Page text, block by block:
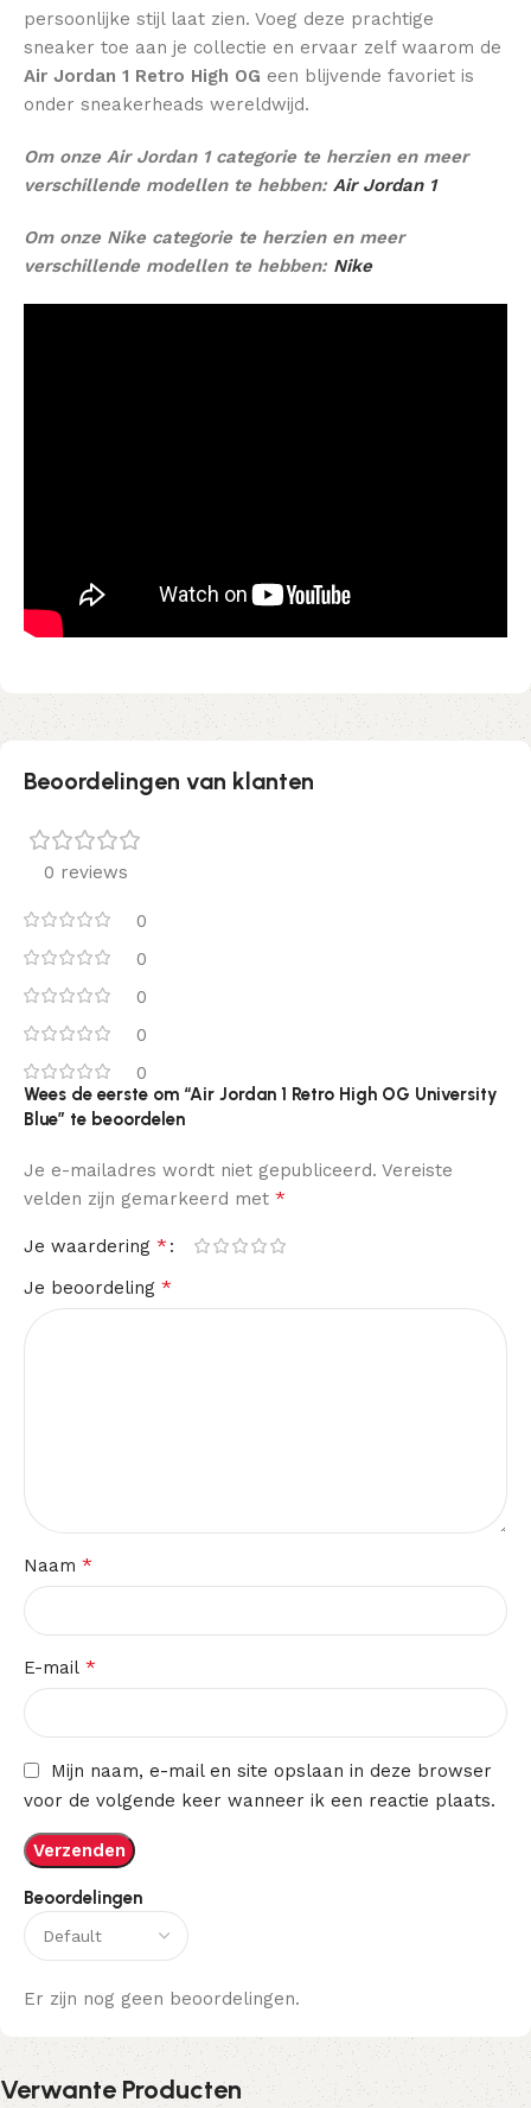
persoonlijke stijl laat zien. Voeg deze prachtige
sneaker toe aan je collectie en ervaar zelf waarom de
Air Jordan 1 Retro High OG een blijvende favoriet is
onder sneakerheads wereldwijd.
Om onze Air Jordan 1 categorie te herzien en meer
verschillende modellen te hebben: Air Jordan 1
Om onze Nike categorie te herzien en meer
verschillende modellen te hebben: Nike
Beoordelingen van klanten
0 reviews
0
0
0
0
0
Beoordelingen
Er zijn nog geen beoordelingen.
Wees de eerste om “Air Jordan 1 Retro High OG University
Blue” te beoordelen
Je e-mailadres wordt niet gepubliceerd. Vereiste
velden zijn gemarkeerd met *
Je waardering *
Je beoordeling *
Naam *
E-mail *
Mijn naam, e-mail en site opslaan in deze browser
voor de volgende keer wanneer ik een reactie plaats.
Verwante Producten